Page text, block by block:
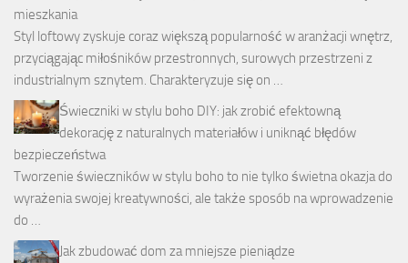
mieszkania
Styl loftowy zyskuje coraz większą popularność w aranżacji wnętrz,
przyciągając miłośników przestronnych, surowych przestrzeni z
industrialnym sznytem. Charakteryzuje się on …
Świeczniki w stylu boho DIY: jak zrobić efektowną
dekorację z naturalnych materiałów i uniknąć błędów
bezpieczeństwa
Tworzenie świeczników w stylu boho to nie tylko świetna okazja do
wyrażenia swojej kreatywności, ale także sposób na wprowadzenie
do …
Jak zbudować dom za mniejsze pieniądze